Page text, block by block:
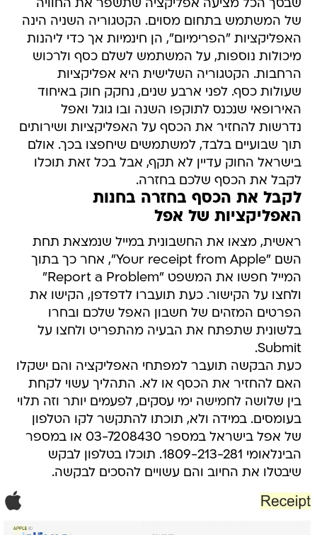
שבסך הכל מציעה אפליקציה שתשפר את החוויה
של המשתמש בתחום מסוים. הקטגוריה השניה הינה
האפליקציות "הפרימיום", הן חינמיות אך כדי ליהנות
מיכולות נוספות, על המשתמש לשלם כסף ולרכוש
הרחבות. הקטגוריה השלישית היא אפליקציות
שעולות כסף. לפני ארבע שנים, נחקק חוק באיחוד
האירופאי שנכנס לתוקפו השנה ובו גוגל ואפל
נדרשות להחזיר את הכסף על האפליקציות ושירותים
תוך שבועיים בלבד, למשתמשים שיחפצו בכך. אולם
בישראל החוק עדיין לא תקף, אבל בכל זאת תוכלו
לקבל את הכסף שלכם בחזרה.
לקבל את הכסף בחזרה בחנות
האפליקציות של אפל
ראשית, מצאו את החשבונית במייל שנמצאת תחת
השם "Your receipt from Apple", אחר כך בתוך
המייל חפשו את המשפט "Report a Problem"
ולחצו על הקישור. כעת תועברו לדפדפן, הקישו את
הפרטים המזהים של חשבון האפל שלכם ובחרו
בלשונית שתפתח את הבעיה מהתפריט ולחצו על
Submit.
כעת הבקשה תועבר למפתחי האפליקציה והם ישקלו
האם להחזיר את הכסף או לא. התהליך עשוי לקחת
בין שלושה לחמישה ימי עסקים, לפעמים יותר וזה תלוי
בעומסים. במידה ולא, תוכתו להתקשר לקו הטלפון
של אפל בישראל במספר 03-7208430 או במספר
הבינלאומי 1809-213-281. תוכלו בטלפון לבקש
שיבטלו את החיוב והם עשויים להסכים לבקשה.